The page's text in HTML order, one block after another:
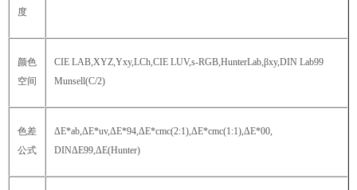
度
颜色
空间
CIE LAB,XYZ,Yxy,LCh,CIE LUV,s-RGB,HunterLab,βxy,DIN Lab99
Munsell(C/2)
色差
公式
ΔE*ab,ΔE*uv,ΔE*94,ΔE*cmc(2:1),ΔE*cmc(1:1),ΔE*00,
DINΔE99,ΔE(Hunter)